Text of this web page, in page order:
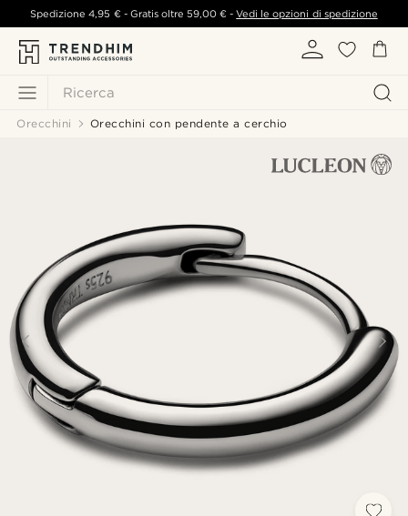
Ricerca
Spedizione4,95 €- Gratis oltre 59,00 € -Vedi le opzioni di spedizione
Orecchini Orecchini con pendente a cerchio